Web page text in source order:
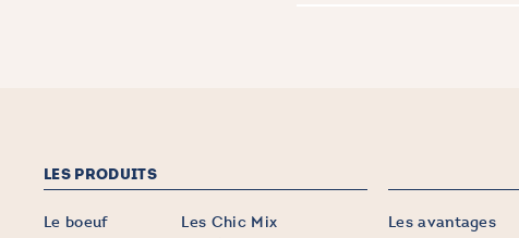
LES PRODUITS
Le boeuf
Les Chic Mix
Les avantages